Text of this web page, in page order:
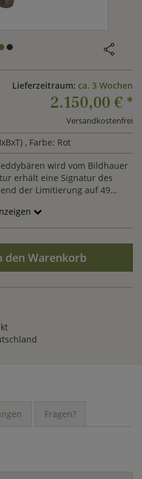
Lieferzeitraum: ca. 3 Wochen
2.150,00 € *
Versandkostenfrei
, Farbe: Rot
wird vom Bildhauer
erhält eine Signatur des
der Limitierung auf 49
den Warenkorb
Fragen?